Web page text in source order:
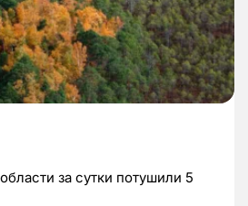
за сутки потушили 5